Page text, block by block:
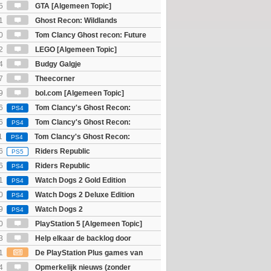
GTA [Algemeen Topic]
Ghost Recon: Wildlands
Tom Clancy Ghost recon: Future
LEGO [Algemeen Topic]
Budgy Galgje
Theecorner
bol.com [Algemeen Topic]
PS4
Tom Clancy's Ghost Recon:
- Ultimate Edition
PS4
Tom Clancy's Ghost Recon:
- Standard Edition
PS4
Tom Clancy's Ghost Recon:
PS5
Riders Republic
PS4
Riders Republic
PS4
Watch Dogs 2 Gold Edition
PS4
Watch Dogs 2 Deluxe Edition
PS4
Watch Dogs 2
PlayStation 5 [Algemeen Topic]
Help elkaar de backlog door
De PlayStation Plus games van
bekendOpmerkelijk nieuws (zonder